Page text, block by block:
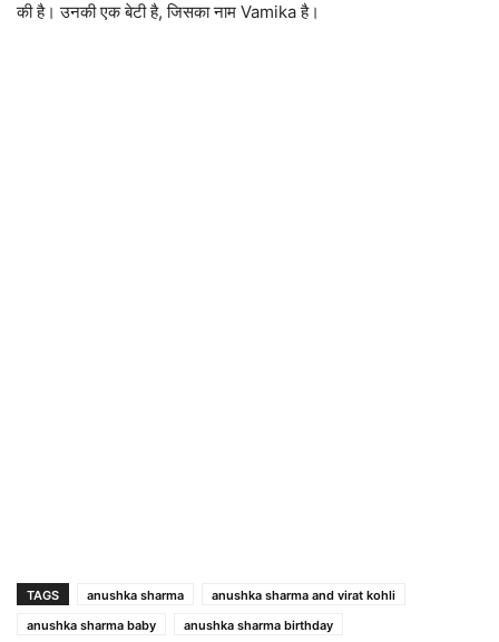
की है। उनकी एक बेटी है, जिसका नाम Vamika है।
TAGS anushka sharma
anushka sharma and virat kohli
anushka sharma baby
anushka sharma birthday